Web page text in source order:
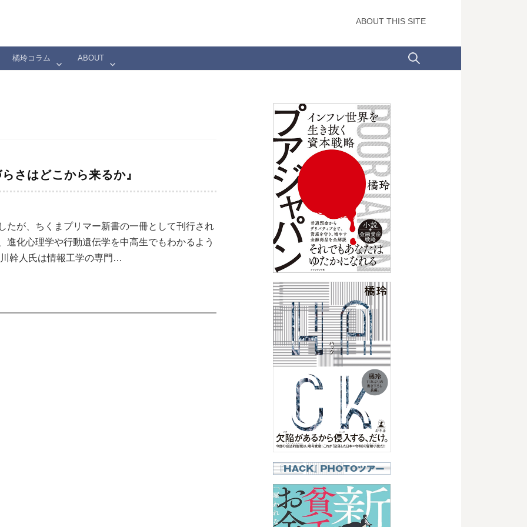
ABOUT THIS SITE
橘玲コラム ABOUT 検
さはどこから来るか』
たが、ちくまプリマー新書の一冊として刊行され
進化心理学や行動遺伝学を中高生でもわかるよう
幹人氏は情報工学の専門…